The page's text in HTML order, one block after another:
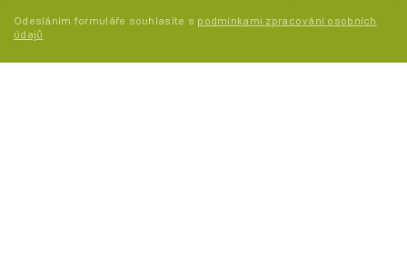
Odesláním formuláře souhlasíte s podmínkami zpracování osobních
údajů